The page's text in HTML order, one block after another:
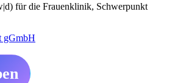
für die Frauenklinik, Schwerpunkt
gGmbH